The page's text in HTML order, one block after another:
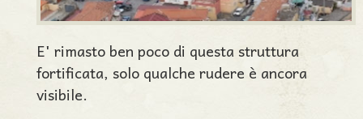
E' rimasto ben poco di questa struttura
fortificata, solo qualche rudere è ancora
visibile.